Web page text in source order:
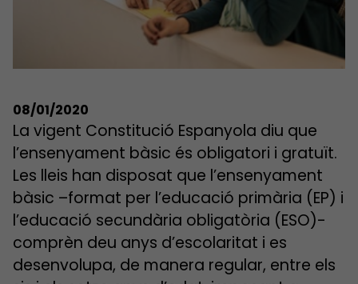
08/01/2020
La vigent Constitució Espanyola diu que
l’ensenyament bàsic és obligatori i gratuït.
Les lleis han disposat que l’ensenyament
bàsic –format per l’educació primària (EP) i
l’educació secundària obligatòria (ESO)-
comprèn deu anys d’escolaritat i es
desenvolupa, de manera regular, entre els